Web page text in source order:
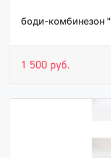
боди-комбинезон
1 500 руб.